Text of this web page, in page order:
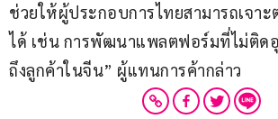
ช่วยให้ผู้ประกอบการไทยสามารถเจา
ได้ เช่น การพัฒนาแพลตฟอร์มที่ไม่ติดอุ
ถึงลูกค้าในจีน” ผู้แทนการค้ากล่าว